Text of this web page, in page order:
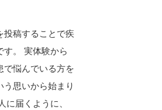
投稿することで疾
す。 実体験から
で悩んでいる方を
思いから始まり
届くように、